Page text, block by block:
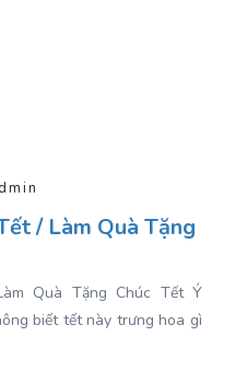
/ Làm Quà Tặng
Quà Tặng Chúc Tết Ý
biết tết này trưng hoa gì